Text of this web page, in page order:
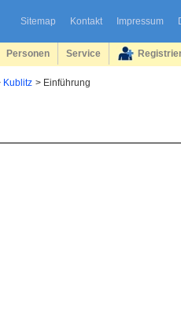
Sitemap Kontakt Impressum
Personen Service
Kublitz Einführung